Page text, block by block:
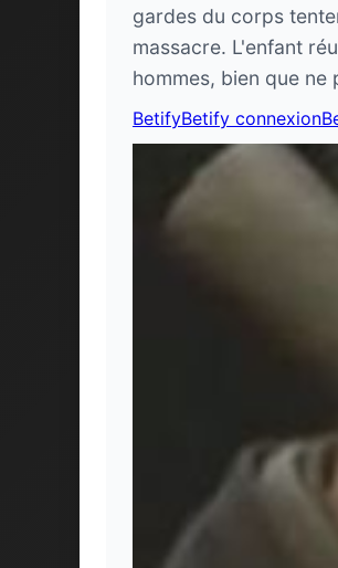
gardes du corps
massacre. L'enfant
hommes, bien que
BetifyBetify connexion